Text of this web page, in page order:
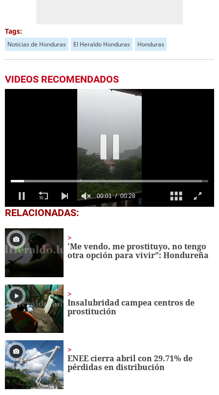
Tags:
Noticias de Honduras El Heraldo Honduras Honduras
VIDEOS RECOMENDADOS
0
seconds
28
seconds
RELACIONADAS:
'Me vendo, me prostituyo, no tengo
otra opción para vivir”: Hondureña
Insalubridad campea centros de
prostitución
ENEE cierra abril con 29.71% de
pérdidas en distribución